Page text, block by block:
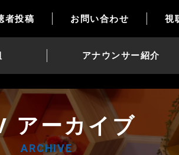
者投稿 お問い合わせ 視
アナウンサー紹介
アーカイブ
ARCHIVE